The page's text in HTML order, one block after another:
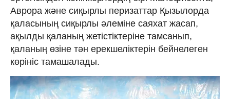
Аврора және сиқырлы перизаттар Қызылорда
қаласының сиқырлы әлеміне саяхат жасап,
ақылды қаланың жетістіктеріне тамсанып,
қаланың өзіне тән ерекшеліктерін бейнелеген
көрініс тамашалады.